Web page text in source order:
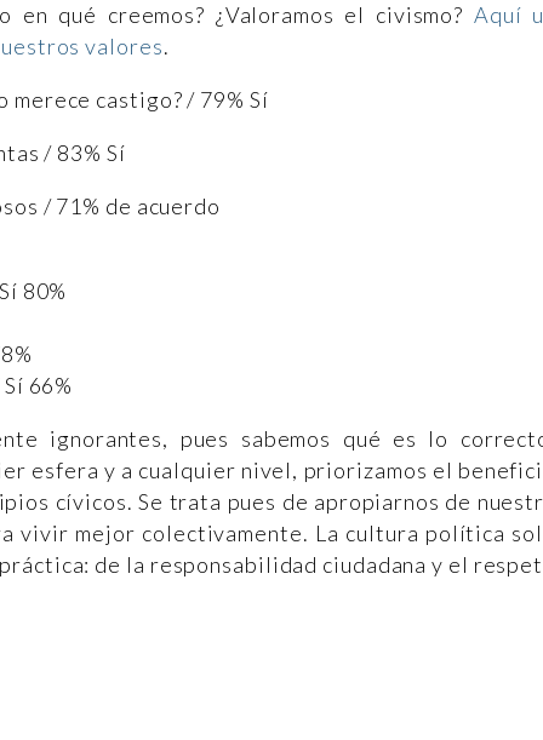
qué creemos? ¿Valoramos el civismo? Aquí
valores.
castigo? / 79% Sí
/ 83% Sí
/ 71% de acuerdo
80%
66%
ignorantes, pues sabemos qué es lo
esfera y a cualquier nivel, priorizamos el
cívicos. Se trata pues de apropiarnos de
vivir mejor colectivamente. La cultura política
de la responsabilidad ciudadana y el